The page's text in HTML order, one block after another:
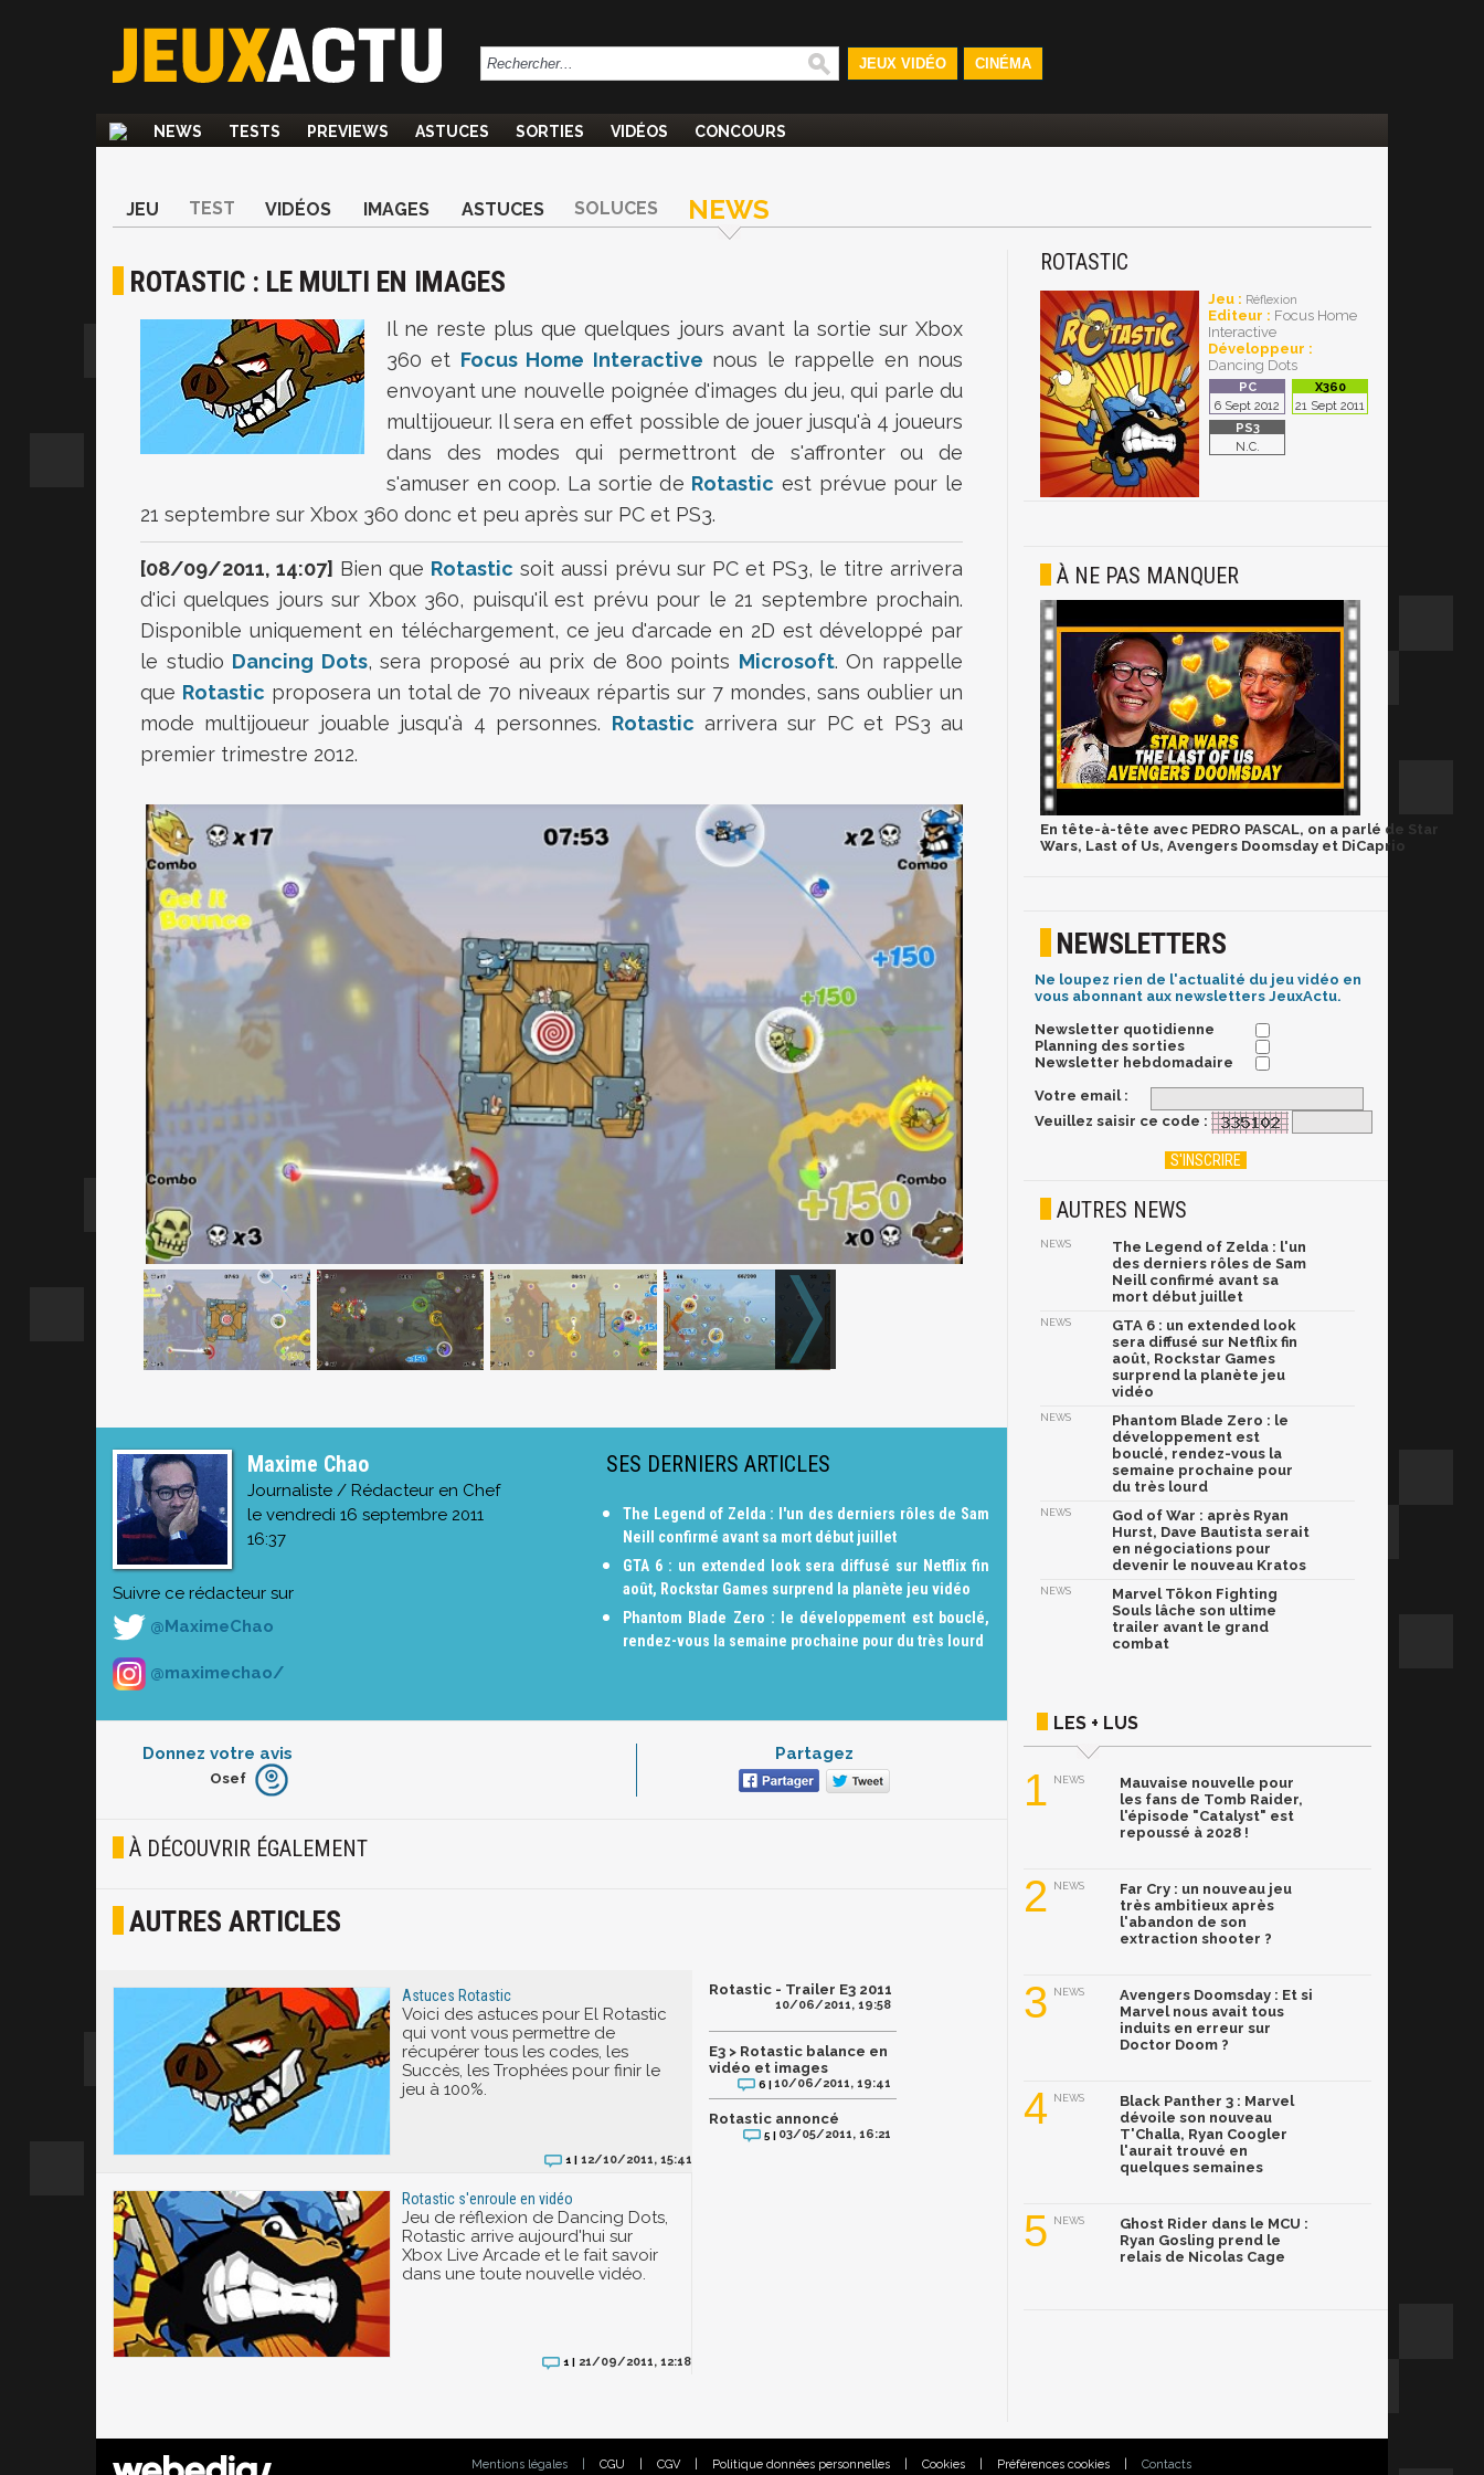
JEUX VIDÉO CINÉMA
NEWS TESTS PREVIEWS ASTUCES SORTIES VIDÉOS CONCOURS
JEU TEST VIDÉOS IMAGES ASTUCES SOLUCES NEWS
ROTASTIC : LE MULTI EN IMAGES
Il ne reste plus que quelques jours avant la sortie sur Xbox
360 et Focus Home Interactive nous le rappelle en nous
envoyant une nouvelle poignée d'images du jeu, qui parle du
multijoueur. Il sera en effet possible de jouer jusqu'à 4 joueurs
dans des modes qui permettront de s'affronter ou de
s'amuser en coop. La sortie de Rotastic est prévue pour le
21 septembre sur Xbox 360 donc et peu après sur PC et PS3.
[08/09/2011, 14:07] Bien que Rotastic soit aussi prévu sur PC et PS3, le titre arrivera
d'ici quelques jours sur Xbox 360, puisqu'il est prévu pour le 21 septembre prochain.
Disponible uniquement en téléchargement, ce jeu d'arcade en 2D est développé par
le studio Dancing Dots, sera proposé au prix de 800 points Microsoft. On rappelle
que Rotastic proposera un total de 70 niveaux répartis sur 7 mondes, sans oublier un
mode multijoueur jouable jusqu'à 4 personnes. Rotastic arrivera sur PC et PS3 au
premier trimestre 2012.
Maxime Chao
Journaliste / Rédacteur en Chef
le vendredi 16 septembre 2011
16:37
Suivre ce rédacteur sur
@MaximeChao
@maximechao/
SES DERNIERS ARTICLES
The Legend of Zelda : l'un des derniers rôles de Sam
Neill confirmé avant sa mort début juillet
GTA 6 : un extended look sera diffusé sur Netflix fin
août, Rockstar Games surprend la planète jeu vidéo
Phantom Blade Zero : le développement est bouclé,
rendez-vous la semaine prochaine pour du très lourd
Donnez votre avis
Furieux
Joyeux
Osef
Partagez
À DÉCOUVRIR ÉGALEMENT
AUTRES ARTICLES
Astuces Rotastic
Voici des astuces pour El Rotastic
qui vont vous permettre de
récupérer tous les codes, les
Succès, les Trophées pour finir le
jeu à 100%.
1 | 12/10/2011, 15:41
Rotastic s'enroule en vidéo
Jeu de réflexion de Dancing Dots,
Rotastic arrive aujourd'hui sur
Xbox Live Arcade et le fait savoir
dans une toute nouvelle vidéo.
1 | 21/09/2011, 12:18
Rotastic - Trailer E3 2011
10/06/2011, 19:58
E3 > Rotastic balance en
vidéo et images
6 |10/06/2011, 19:41
Rotastic annoncé
5 | 03/05/2011, 16:21
ROTASTIC
Jeu : Réflexion
Editeur : Focus Home
Interactive
Développeur :
Dancing Dots
6 Sept 2012 21 Sept 2011
N.C.
À NE PAS MANQUER
En tête-à-tête avec PEDRO PASCAL, on a parlé de Star
Wars, Last of Us, Avengers Doomsday et DiCaprio
NEWSLETTERS
Ne loupez rien de l'actualité du jeu vidéo en
vous abonnant aux newsletters JeuxActu.
Newsletter quotidienne
Planning des sorties
Newsletter hebdomadaire
Votre email :
Veuillez saisir ce code :
AUTRES NEWS
NEWS
The Legend of Zelda : l'un
des derniers rôles de Sam
Neill confirmé avant sa
mort début juillet
NEWS
GTA 6 : un extended look
sera diffusé sur Netflix fin
août, Rockstar Games
surprend la planète jeu
vidéo
NEWS
Phantom Blade Zero : le
développement est
bouclé, rendez-vous la
semaine prochaine pour
du très lourd
NEWS
God of War : après Ryan
Hurst, Dave Bautista serait
en négociations pour
devenir le nouveau Kratos
NEWS
Marvel Tōkon Fighting
Souls lâche son ultime
trailer avant le grand
combat
LES + LUS
1 NEWS
Mauvaise nouvelle pour
les fans de Tomb Raider,
l'épisode "Catalyst" est
repoussé à 2028 !
2 NEWS
Far Cry : un nouveau jeu
très ambitieux après
l'abandon de son
extraction shooter ?
3 NEWS
Avengers Doomsday : Et si
Marvel nous avait tous
induits en erreur sur
Doctor Doom ?
4 NEWS
Black Panther 3 : Marvel
dévoile son nouveau
T'Challa, Ryan Coogler
l'aurait trouvé en
quelques semaines
5 NEWS
Ghost Rider dans le MCU :
Ryan Gosling prend le
relais de Nicolas Cage
Mentions légales CGU CGV Politique données personnelles Cookies Préférences cookies Contacts